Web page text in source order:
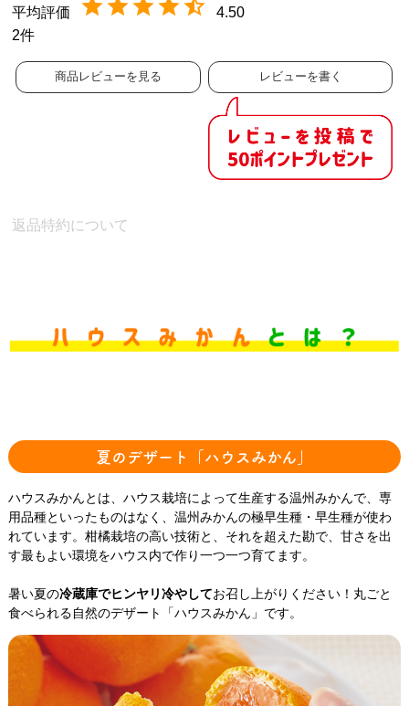
4.50
2
商品レビューを見る レビューを書く
返品特約について
夏のデザート「ハウスみかん」
ハウスみかんとは、ハウス栽培によって生産する温州みかんで、専
用品種といったものはなく、温州みかんの極早生種・早生種が使わ
れています。柑橘栽培の高い技術と、それを超えた勘で、甘さを出
す最もよい環境をハウス内で作り一つ一つ育てます。
暑い夏の冷蔵庫でヒンヤリ冷やしてお召し上がりください！丸ごと
食べられる自然のデザート「ハウスみかん」です。